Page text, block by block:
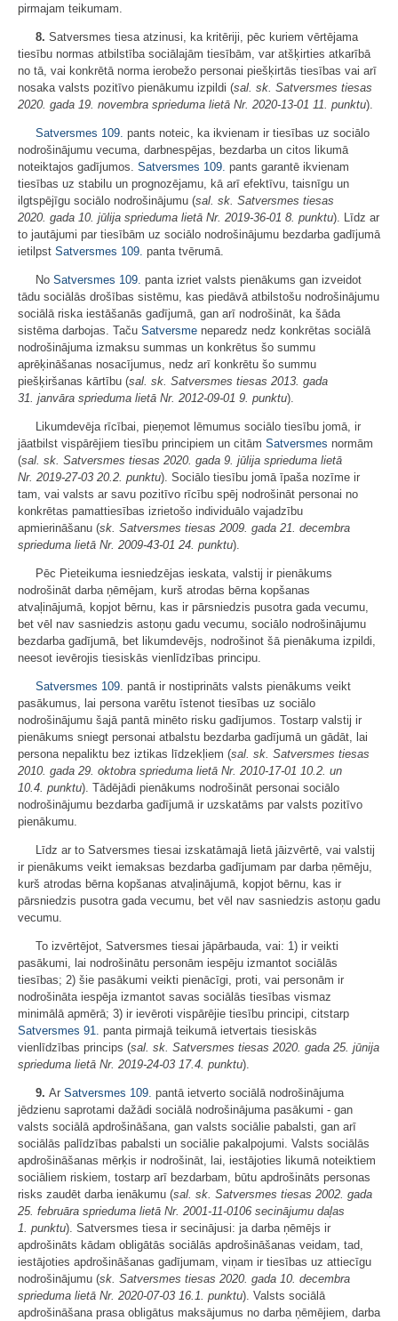
pirmajam teikumam.
8. Satversmes tiesa atzinusi, ka kritēriji, pēc kuriem vērtējama
tiesību normas atbilstība sociālajām tiesībām, var atšķirties atkarībā
no tā, vai konkrētā norma ierobežo personai piešķirtās tiesības vai arī
nosaka valsts pozitīvo pienākumu izpildi (sal. sk. Satversmes tiesas
2020. gada 19. novembra sprieduma lietā Nr. 2020-13-01 11. punktu).
Satversmes 109. pants noteic, ka ikvienam ir tiesības uz sociālo
nodrošinājumu vecuma, darbnespējas, bezdarba un citos likumā
noteiktajos gadījumos. Satversmes 109. pants garantē ikvienam
tiesības uz stabilu un prognozējamu, kā arī efektīvu, taisnīgu un
ilgtspējīgu sociālo nodrošinājumu (sal. sk. Satversmes tiesas
2020. gada 10. jūlija sprieduma lietā Nr. 2019-36-01 8. punktu). Līdz ar
to jautājumi par tiesībām uz sociālo nodrošinājumu bezdarba gadījumā
ietilpst Satversmes 109. panta tvērumā.
No Satversmes 109. panta izriet valsts pienākums gan izveidot
tādu sociālās drošības sistēmu, kas piedāvā atbilstošu nodrošinājumu
sociālā riska iestāšanās gadījumā, gan arī nodrošināt, ka šāda
sistēma darbojas. Taču Satversme neparedz nedz konkrētas sociālā
nodrošinājuma izmaksu summas un konkrētus šo summu
aprēķināšanas nosacījumus, nedz arī konkrētu šo summu
piešķiršanas kārtību (sal. sk. Satversmes tiesas 2013. gada
31. janvāra sprieduma lietā Nr. 2012-09-01 9. punktu).
Likumdevēja rīcībai, pieņemot lēmumus sociālo tiesību jomā, ir
jāatbilst vispārējiem tiesību principiem un citām Satversmes normām
(sal. sk. Satversmes tiesas 2020. gada 9. jūlija sprieduma lietā
Nr. 2019-27-03 20.2. punktu). Sociālo tiesību jomā īpaša nozīme ir
tam, vai valsts ar savu pozitīvo rīcību spēj nodrošināt personai no
konkrētas pamattiesības izrietošo individuālo vajadzību
apmierināšanu (sk. Satversmes tiesas 2009. gada 21. decembra
sprieduma lietā Nr. 2009-43-01 24. punktu).
Pēc Pieteikuma iesniedzējas ieskata, valstij ir pienākums
nodrošināt darba ņēmējam, kurš atrodas bērna kopšanas
atvaļinājumā, kopjot bērnu, kas ir pārsniedzis pusotra gada vecumu,
bet vēl nav sasniedzis astoņu gadu vecumu, sociālo nodrošinājumu
bezdarba gadījumā, bet likumdevējs, nodrošinot šā pienākuma izpildi,
neesot ievērojis tiesiskās vienlīdzības principu.
Satversmes 109. pantā ir nostiprināts valsts pienākums veikt
pasākumus, lai persona varētu īstenot tiesības uz sociālo
nodrošinājumu šajā pantā minēto risku gadījumos. Tostarp valstij ir
pienākums sniegt personai atbalstu bezdarba gadījumā un gādāt, lai
persona nepaliktu bez iztikas līdzekļiem (sal. sk. Satversmes tiesas
2010. gada 29. oktobra sprieduma lietā Nr. 2010-17-01 10.2. un
10.4. punktu). Tādējādi pienākums nodrošināt personai sociālo
nodrošinājumu bezdarba gadījumā ir uzskatāms par valsts pozitīvo
pienākumu.
Līdz ar to Satversmes tiesai izskatāmajā lietā jāizvērtē, vai valstij
ir pienākums veikt iemaksas bezdarba gadījumam par darba ņēmēju,
kurš atrodas bērna kopšanas atvaļinājumā, kopjot bērnu, kas ir
pārsniedzis pusotra gada vecumu, bet vēl nav sasniedzis astoņu gadu
vecumu.
To izvērtējot, Satversmes tiesai jāpārbauda, vai: 1) ir veikti
pasākumi, lai nodrošinātu personām iespēju izmantot sociālās
tiesības; 2) šie pasākumi veikti pienācīgi, proti, vai personām ir
nodrošināta iespēja izmantot savas sociālās tiesības vismaz
minimālā apmērā; 3) ir ievēroti vispārējie tiesību principi, citstarp
Satversmes 91. panta pirmajā teikumā ietvertais tiesiskās
vienlīdzības princips (sal. sk. Satversmes tiesas 2020. gada 25. jūnija
sprieduma lietā Nr. 2019-24-03 17.4. punktu).
9. Ar Satversmes 109. pantā ietverto sociālā nodrošinājuma
jēdzienu saprotami dažādi sociālā nodrošinājuma pasākumi - gan
valsts sociālā apdrošināšana, gan valsts sociālie pabalsti, gan arī
sociālās palīdzības pabalsti un sociālie pakalpojumi. Valsts sociālās
apdrošināšanas mērķis ir nodrošināt, lai, iestājoties likumā noteiktiem
sociāliem riskiem, tostarp arī bezdarbam, būtu apdrošināts personas
risks zaudēt darba ienākumu (sal. sk. Satversmes tiesas 2002. gada
25. februāra sprieduma lietā Nr. 2001-11-0106 secinājumu daļas
1. punktu). Satversmes tiesa ir secinājusi: ja darba ņēmējs ir
apdrošināts kādam obligātās sociālās apdrošināšanas veidam, tad,
iestājoties apdrošināšanas gadījumam, viņam ir tiesības uz attiecīgu
nodrošinājumu (sk. Satversmes tiesas 2020. gada 10. decembra
sprieduma lietā Nr. 2020-07-03 16.1. punktu). Valsts sociālā
apdrošināšana prasa obligātus maksājumus no darba ņēmējiem, darba